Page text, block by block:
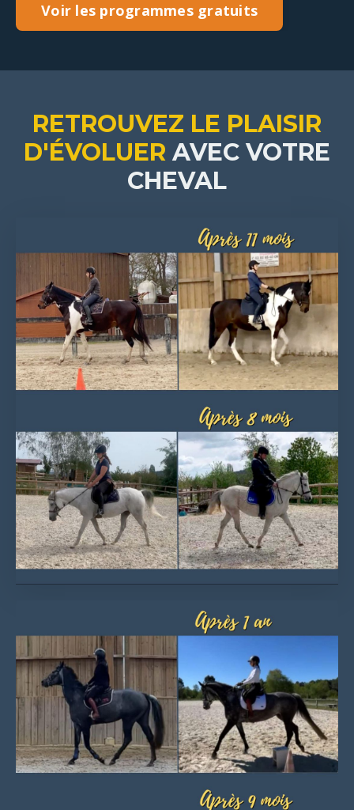
Voir les programmes gratuits
RETROUVEZ LE PLAISIR
D'ÉVOLUER AVEC VOTRE
CHEVAL